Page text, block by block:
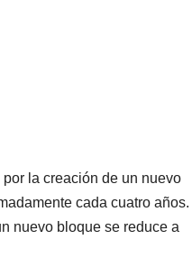
la creación de un nuevo
cada cuatro años.
nuevo bloque se reduce a